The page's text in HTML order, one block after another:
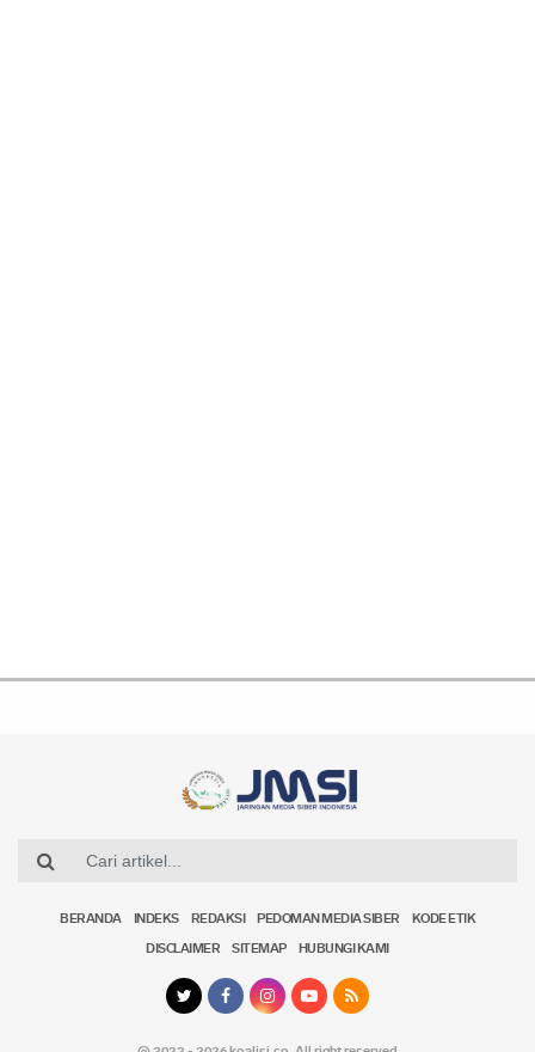
BERANDA INDEKS REDAKSI PEDOMAN MEDIA SIBER KODE ETIK
DISCLAIMER SITEMAP HUBUNGI KAMI